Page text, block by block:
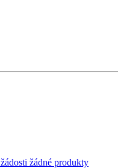
žádné produkty